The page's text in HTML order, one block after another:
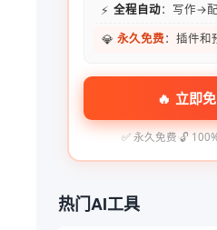
⚡ 全程自动：写作→
💎 永久免费：插件和
🔥 立即
✅ 永久免费·🔓
热门AI工具